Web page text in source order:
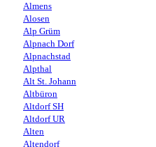
Almens
Alosen
Alp Grüm
Alpnach Dorf
Alpnachstad
Alpthal
Alt St. Johann
Altbüron
Altdorf SH
Altdorf UR
Alten
Altendorf